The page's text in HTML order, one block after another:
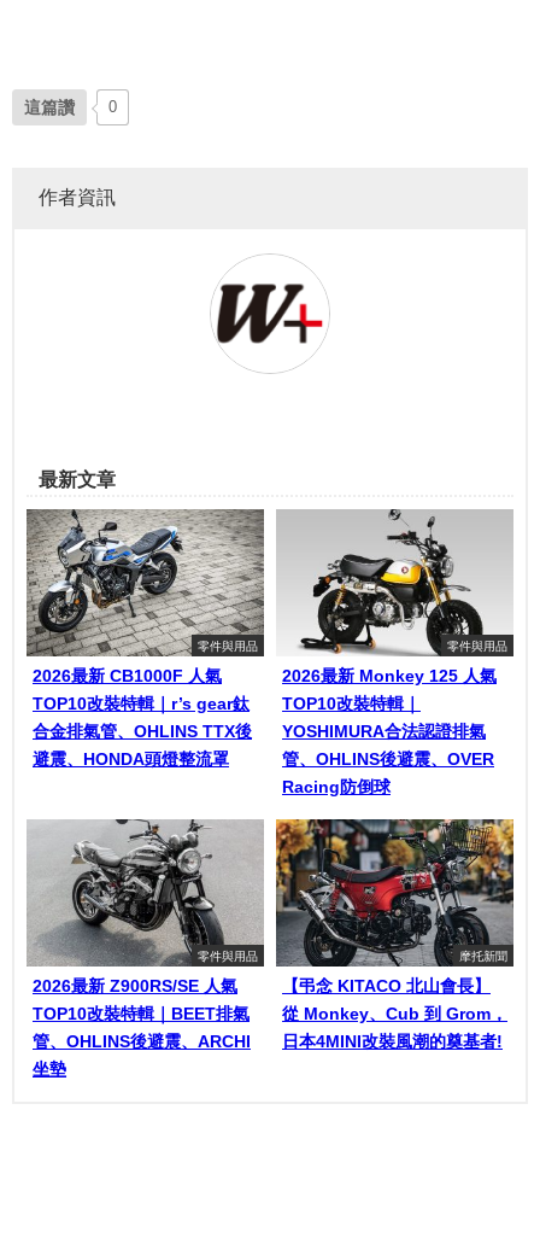
這篇讚 0
作者資訊
最新文章
零件與用品
2026最新 CB1000F 人氣
TOP10改裝特輯｜r’s gear鈦
合金排氣管、OHLINS TTX後
避震、HONDA頭燈整流罩
零件與用品
2026最新 Monkey 125 人氣
TOP10改裝特輯｜
YOSHIMURA合法認證排氣
管、OHLINS後避震、OVER
Racing防倒球
零件與用品
2026最新 Z900RS/SE 人氣
TOP10改裝特輯｜BEET排氣
管、OHLINS後避震、ARCHI
坐墊
摩托新聞
【弔念 KITACO 北山會長】
從 Monkey、Cub 到 Grom，
日本4MINI改裝風潮的奠基者!